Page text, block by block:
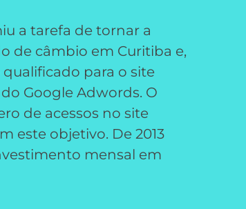
a tarefa de tornar a
de câmbio em Curitiba e,
para o site
Google Adwords. O
de acessos no site
este objetivo. De 2013
mensal em